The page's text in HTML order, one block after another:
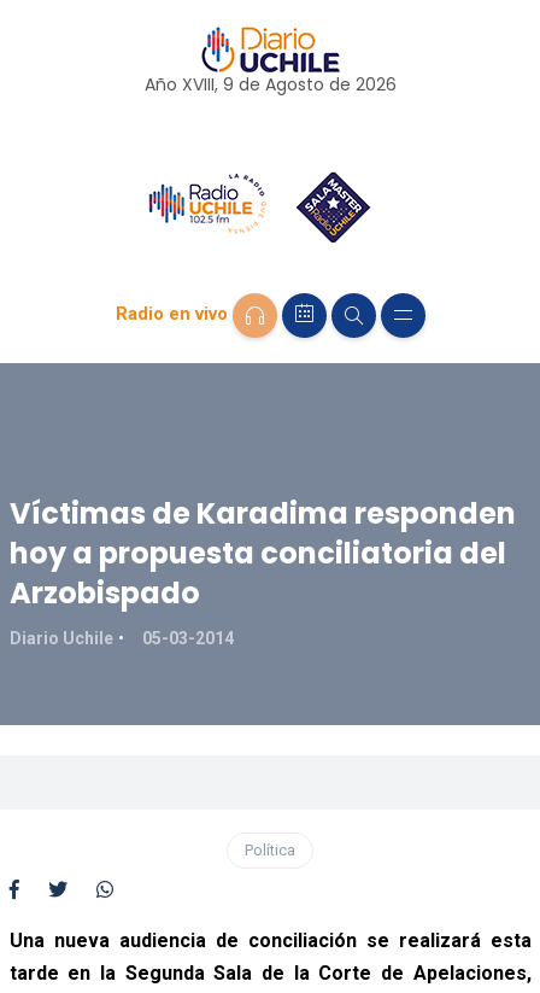
Año XVIII, 9 de Agosto de 2026
Radio en vivo
Víctimas de Karadima responden
hoy a propuesta conciliatoria del
Arzobispado
Diario Uchile 05-03-2014
Política
Una nueva audiencia de conciliación se realizará esta
tarde en la Segunda Sala de la Corte de Apelaciones,